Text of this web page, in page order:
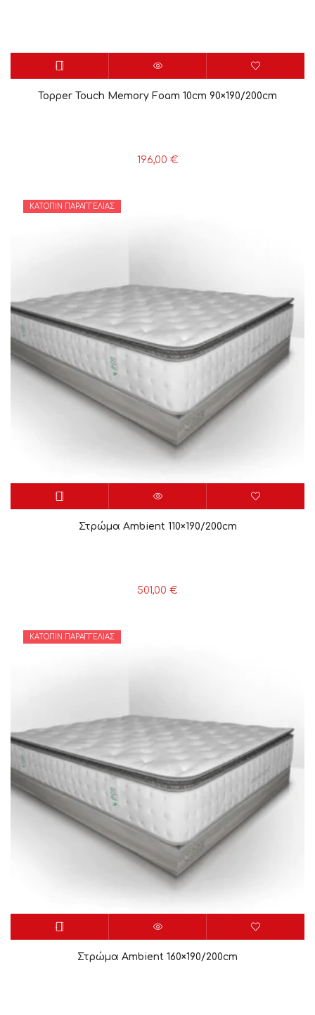
Topper Touch Memory Foam 10cm 90×190/200cm
196,00 €
ΚΑΤΌΠΙΝ ΠΑΡΑΓΓΕΛΊΑΣ
Στρώμα Ambient 110×190/200cm
501,00 €
ΚΑΤΌΠΙΝ ΠΑΡΑΓΓΕΛΊΑΣ
Στρώμα Ambient 160×190/200cm